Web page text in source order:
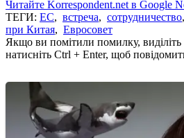
Читайте Korrespondent.net в Google
ТЕГИ: ЕС, встреча, сотрудничество,
при Китая, Евросовет
Якщо ви помітили помилку, виділіть
натисніть Ctrl + Enter, щоб